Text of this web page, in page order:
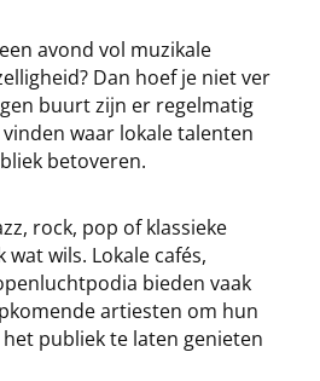
avond vol muzikale
Dan hoef je niet ver
buurt zijn er regelmatig
waar lokale talenten
betoveren.
rock, pop of klassieke
wils. Lokale cafés,
bieden vaak
artiesten om hun
publiek te laten genieten